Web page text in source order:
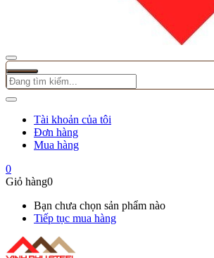
Tài khoản của tôi
Đơn hàng
Mua hàng
0
Giỏ hàng0
Bạn chưa chọn sản phẩm nào
Tiếp tục mua hàng